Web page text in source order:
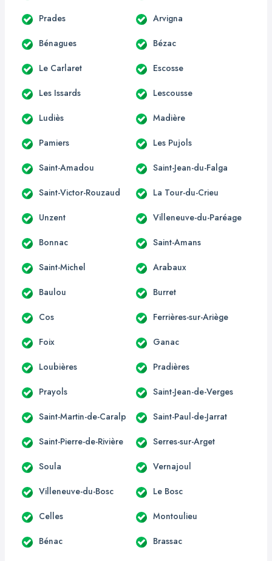
Prades Arvigna
Bénagues Bézac
Le Carlaret Escosse
Les Issards Lescousse
Ludiès Madière
Pamiers Les Pujols
Saint-Amadou Saint-Jean-du-Falga
Saint-Victor-Rouzaud La Tour-du-Crieu
Unzent Villeneuve-du-Paréage
Bonnac Saint-Amans
Saint-Michel Arabaux
Baulou Burret
Cos Ferrières-sur-Ariège
Foix Ganac
Loubières Pradières
Prayols Saint-Jean-de-Verges
Saint-Martin-de-Caralp Saint-Paul-de-Jarrat
Saint-Pierre-de-Rivière Serres-sur-Arget
Soula Vernajoul
Villeneuve-du-Bosc Le Bosc
Celles Montoulieu
Bénac Brassac